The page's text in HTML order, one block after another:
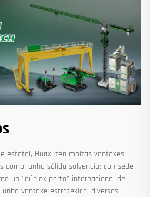
estatal, Huaxi ten moitas vantaxes
como: unha sólida solvencia; con sede
un "dúplex porto" internacional de
vantaxe estratéxica; diversos